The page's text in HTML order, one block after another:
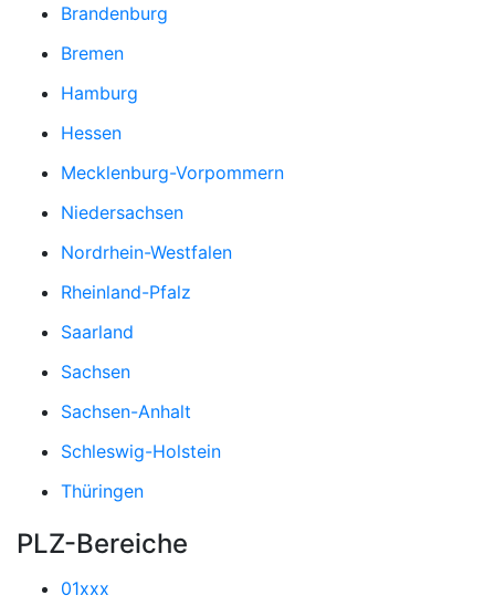
Brandenburg
Bremen
Hamburg
Hessen
Mecklenburg-Vorpommern
Niedersachsen
Nordrhein-Westfalen
Rheinland-Pfalz
Saarland
Sachsen
Sachsen-Anhalt
Schleswig-Holstein
Thüringen
PLZ-Bereiche
01xxx